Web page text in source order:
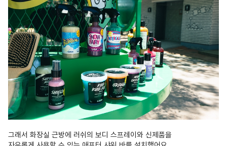
그래서 화장실 근방에 러쉬의 보디 스프레이와 신제품을